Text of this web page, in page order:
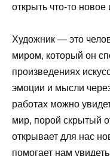
открыть что-то новое
Художник — это
миром, который он
произведениях
эмоции и мысли
работах можно
мир, порой скрытый
открывает для нас
помогает нам